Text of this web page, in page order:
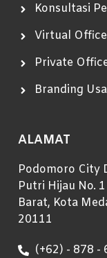
Konsultasi
Virtual Office
Private
Branding
ALAMAT
Podomoro City
Putri Hijau No.
Barat, Kota
20111
(+62) - 878 -